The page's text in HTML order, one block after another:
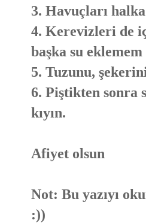
3. Havuçları
4. Kerevizleri de
başka su eklemem
5. Tuzunu,
6. Piştikten sonra
kıyın.
Afiyet olsun
Not: Bu yazıyı
:))